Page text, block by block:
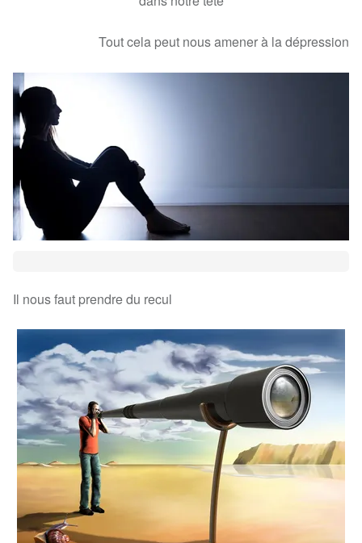
Tout cela peut nous amener à la dépression
Il nous faut prendre du recul